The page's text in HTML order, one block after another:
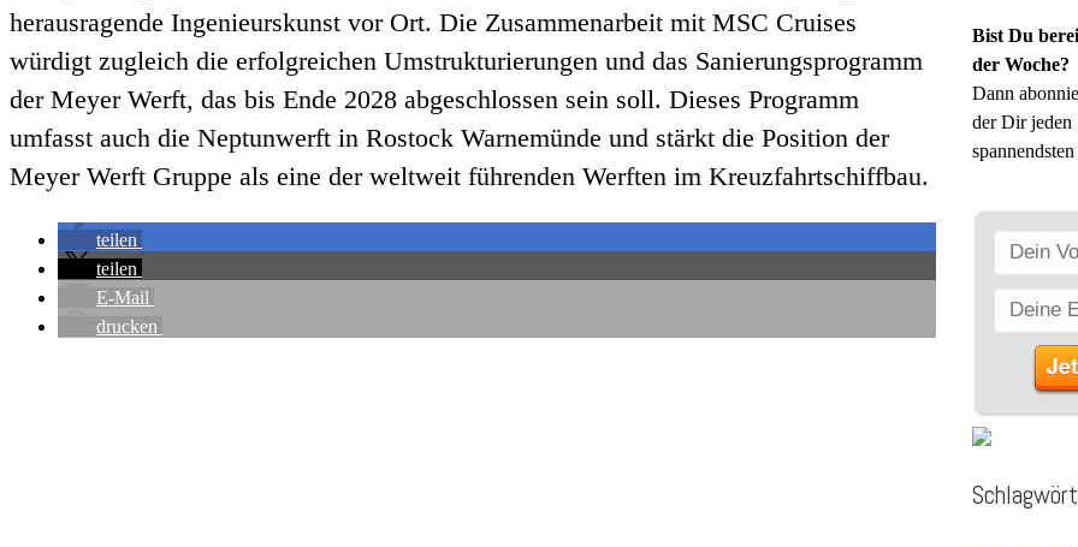
herausragende Ingenieurskunst vor Ort. Die Zusammenarbeit mit MSC Cruises
würdigt zugleich die erfolgreichen Umstrukturierungen und das Sanierungsprogramm
der Meyer Werft, das bis Ende 2028 abgeschlossen sein soll. Dieses Programm
umfasst auch die Neptunwerft in Rostock Warnemünde und stärkt die Position der
Meyer Werft Gruppe als eine der weltweit führenden Werften im Kreuzfahrtschiffbau.
teilen
teilen
E-Mail
drucken
Bist Du
der Woche?
Dann
der Dir jeden